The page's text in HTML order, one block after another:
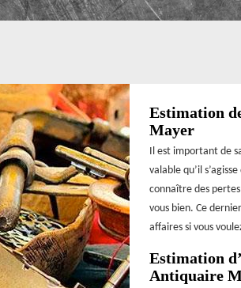
Estimation
Mayer
Il est important de
valable qu’il
connaître des
vous bien. Ce
affaires si vous
Estimation
Antiquaire